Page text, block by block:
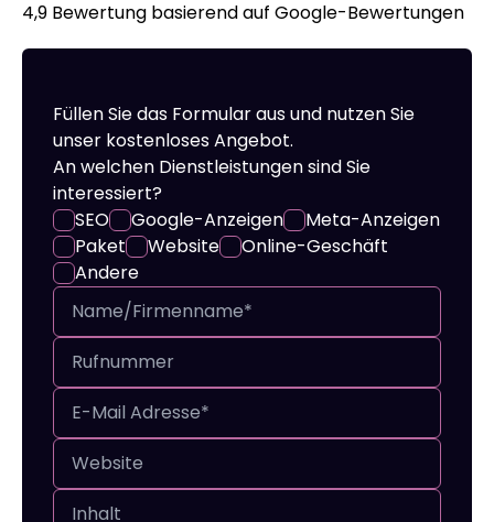
4,9 Bewertung basierend auf Google-Bewertungen
Füllen Sie das Formular aus und nutzen Sie
unser kostenloses Angebot.
An welchen Dienstleistungen sind Sie
interessiert?
SEO
Google-Anzeigen
Meta-Anzeigen
Paket
Website
Online-Geschäft
Andere